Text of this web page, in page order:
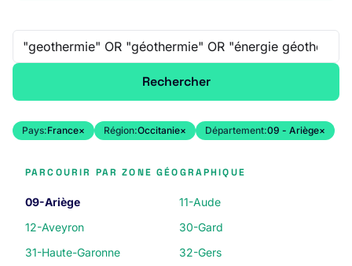
Recherche libre
Rechercher
Pays:France× Région:Occitanie× Département:09 - Ariège×
PARCOURIR PAR ZONE GÉOGRAPHIQUE
09-Ariège
11-Aude
12-Aveyron
30-Gard
31-Haute-Garonne
32-Gers